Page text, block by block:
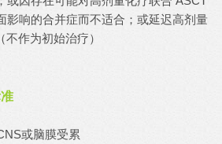
影响的合并症而不适合；或延迟高剂量
作为初始治疗）
或脑膜受累